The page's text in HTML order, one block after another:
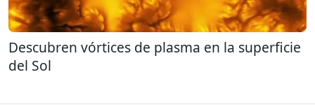
Descubren vórtices de plasma en la superficie
del Sol